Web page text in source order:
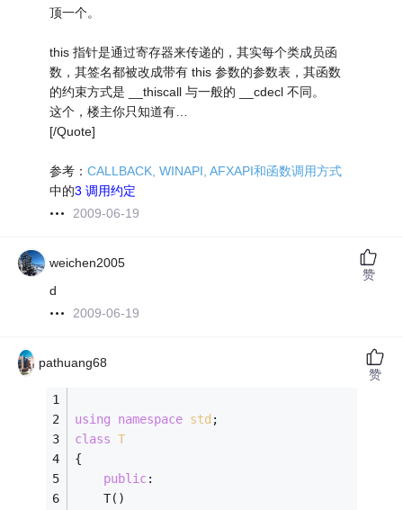
顶一个。
this 指针是通过寄存器来传递的，其实每个类成员函
数，其签名都被改成带有 this 参数的参数表，其函数
的约束方式是 __thiscall 与一般的 __cdecl 不同。
这个，楼主你只知道有…
[/Quote]
参考：CALLBACK, WINAPI, AFXAPI和函数调用方式
中的3 调用约定
2009-06-19
weichen2005
d
2009-06-19
赞
pathuang68
using namespace std ;
class T
{
public:
    T()
赞